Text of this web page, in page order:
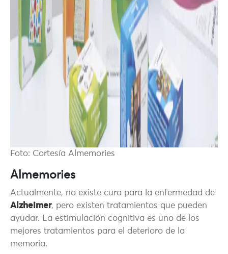
Foto: Cortesía Almemories
Almemories
Actualmente, no existe cura para la enfermedad de
Alzheimer, pero existen tratamientos que pueden
ayudar. La estimulación cognitiva es uno de los
mejores tratamientos para el deterioro de la
memoria.